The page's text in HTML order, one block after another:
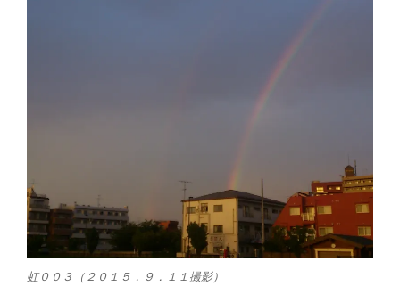
虹００３（２０１５．９．１１撮影）